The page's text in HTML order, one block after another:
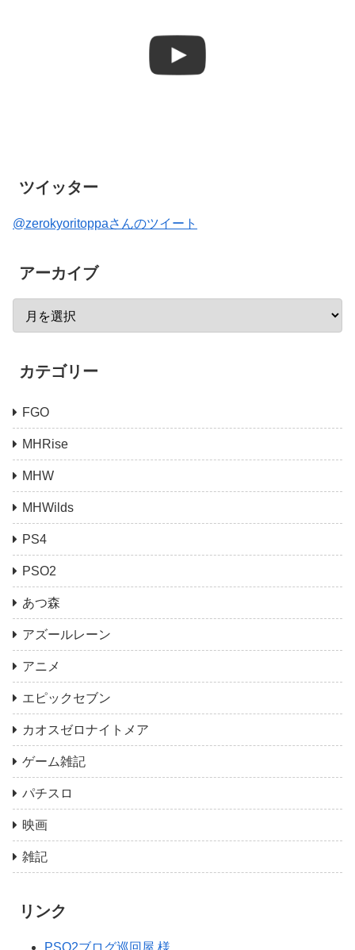
ツイッター
@zerokyoritoppaさんのツイート
アーカイブ
カテゴリー
FGO
MHRise
MHW
MHWilds
PS4
PSO2
あつ森
アズールレーン
アニメ
エピックセブン
カオスゼロナイトメア
ゲーム雑記
パチスロ
映画
雑記
リンク
PSO2ブログ巡回屋 様